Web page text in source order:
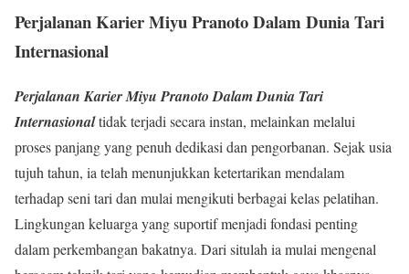
Perjalanan Karier Miyu Pranoto Dalam Dunia Tari
Internasional
Perjalanan Karier Miyu Pranoto Dalam Dunia Tari
Internasionaltidak terjadi secara instan, melainkan melalui
proses panjang yang penuh dedikasi dan pengorbanan. Sejak usia
tujuh tahun, ia telah menunjukkan ketertarikan mendalam
terhadap seni tari dan mulai mengikuti berbagai kelas pelatihan.
Lingkungan keluarga yang suportif menjadi fondasi penting
dalam perkembangan bakatnya. Dari situlah ia mulai mengenal